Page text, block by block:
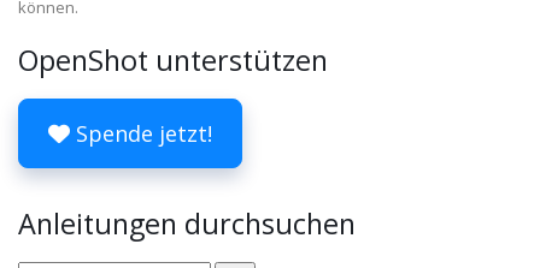
können.
OpenShot unterstützen
Spende jetzt!
Anleitungen durchsuchen